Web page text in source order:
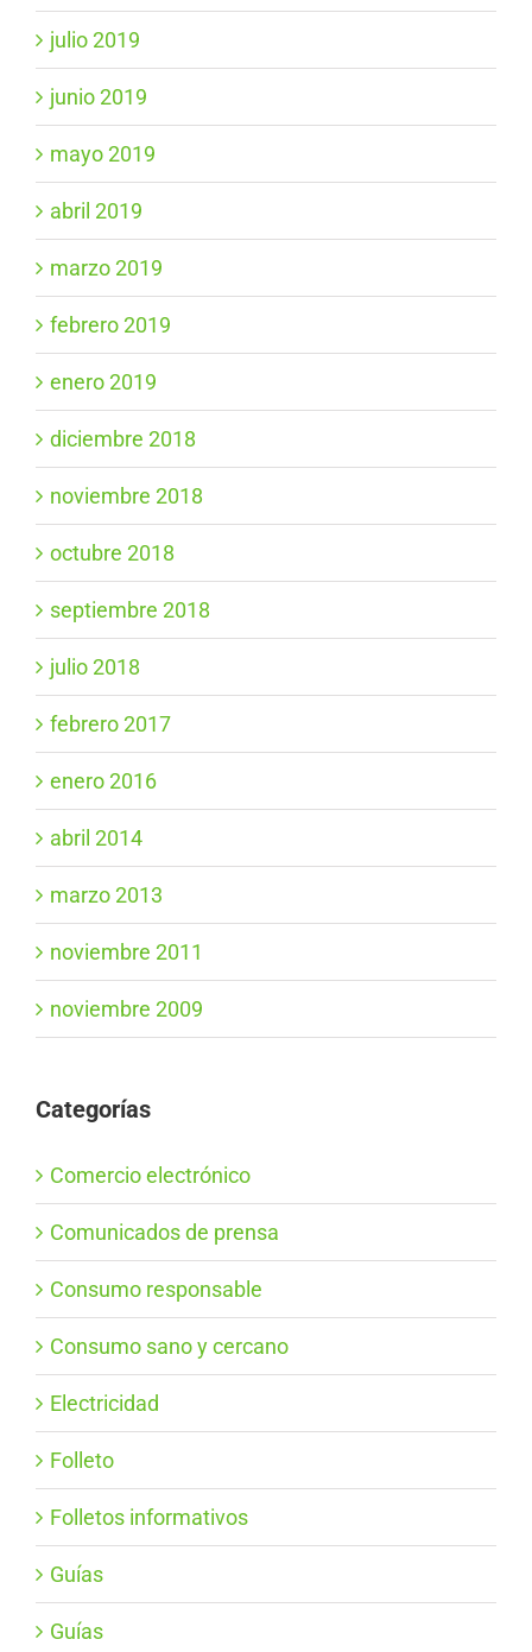
julio 2019
junio 2019
mayo 2019
abril 2019
marzo 2019
febrero 2019
enero 2019
diciembre 2018
noviembre 2018
octubre 2018
septiembre 2018
julio 2018
febrero 2017
enero 2016
abril 2014
marzo 2013
noviembre 2011
noviembre 2009
Categorías
Comercio electrónico
Comunicados de prensa
Consumo responsable
Consumo sano y cercano
Electricidad
Folleto
Folletos informativos
Guías
Guías